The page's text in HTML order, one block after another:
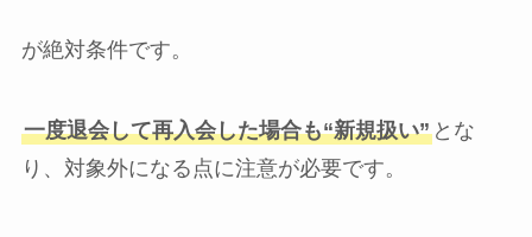
が絶対条件です。
一度退会して再入会した場合も“新規扱い”とな
り、対象外になる点に注意が必要です。